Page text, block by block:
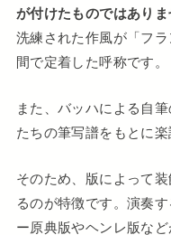
が付けたものではあり
洗練された作風が「フ
間で定着した呼称です。
また、バッハによる自
たちの筆写譜をもとに楽
そのため、版によって
るのが特徴です。演奏
ー原典版やヘンレ版な